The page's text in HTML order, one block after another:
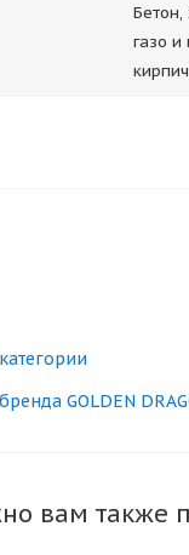
Бетон,
газо и
GOLDEN
вам также